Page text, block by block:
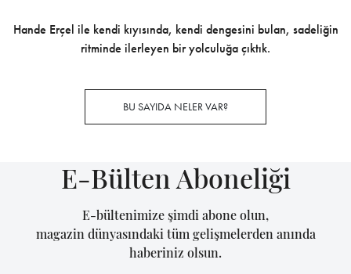
Hande Erçel ile kendi kıyısında, kendi dengesini bulan, sadeliğin
ritminde ilerleyen bir yolculuğa çıktık.
BU SAYIDA NELER VAR?
E-Bülten Aboneliği
E-bültenimize şimdi abone olun,
magazin dünyasındaki tüm gelişmelerden anında
haberiniz olsun.